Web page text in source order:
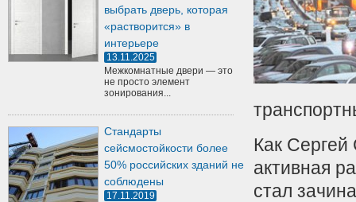
выбрать дверь, которая
«растворится» в
интерьере
13.11.2025
Межкомнатные двери — это
не просто элемент
зонирования...
Стандарты
сейсмостойкости более
50% российских зданий не
соблюдены
17.11.2019
Как
активная
стал